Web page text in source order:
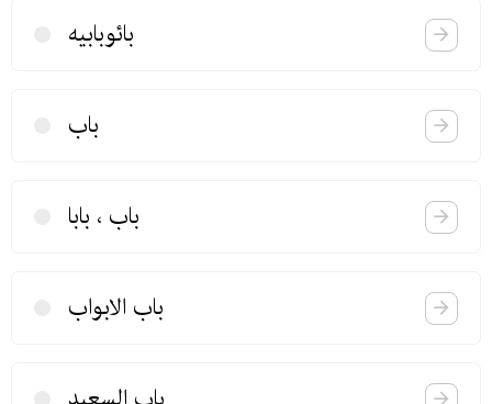
بائوبابیه
باب
باب ، بابا
باب الابواب